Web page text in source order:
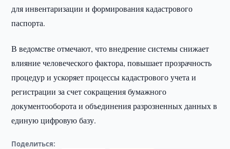
для инвентаризации и формирования кадастрового
паспорта.
В ведомстве отмечают, что внедрение системы снижает
влияние человеческого фактора, повышает прозрачность
процедур и ускоряет процессы кадастрового учета и
регистрации за счет сокращения бумажного
документооборота и объединения разрозненных данных в
единую цифровую базу.
Поделиться: